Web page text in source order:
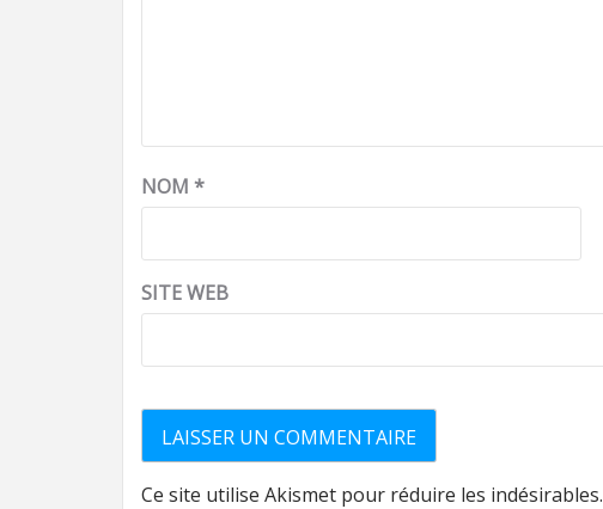
NOM *
SITE WEB
Ce site utilise Akismet pour réduire les indésirables.